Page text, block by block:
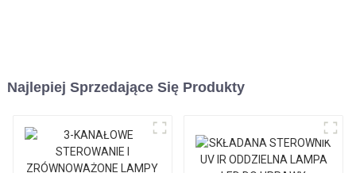
Najlepiej Sprzedające Się Produkty